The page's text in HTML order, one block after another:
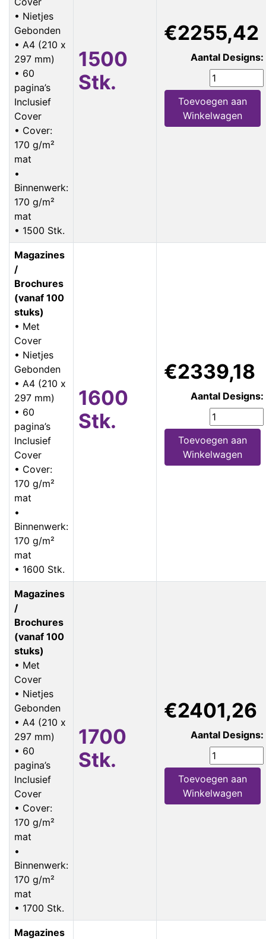
• Nietjes
Gebonden
• A4 (210 x
297 mm)
• 60
pagina’s
Inclusief
Cover
• Cover:
170 g/m²
mat
•
Binnenwerk:
170 g/m²
mat
• 1500 Stk.
1500
Stk.
€2255,42
Aantal Designs:
Toevoegen aan
Winkelwagen
Magazines
/
Brochures
(vanaf 100
stuks)
• Met
Cover
• Nietjes
Gebonden
• A4 (210 x
297 mm)
• 60
pagina’s
Inclusief
Cover
• Cover:
170 g/m²
mat
•
Binnenwerk:
170 g/m²
mat
• 1600 Stk.
1600
Stk.
€2339,18
Aantal Designs:
Toevoegen aan
Winkelwagen
Magazines
/
Brochures
(vanaf 100
stuks)
• Met
Cover
• Nietjes
Gebonden
• A4 (210 x
297 mm)
• 60
pagina’s
Inclusief
Cover
• Cover:
170 g/m²
mat
•
Binnenwerk:
170 g/m²
mat
• 1700 Stk.
1700
Stk.
€2401,26
Aantal Designs:
Toevoegen aan
Winkelwagen
Magazines